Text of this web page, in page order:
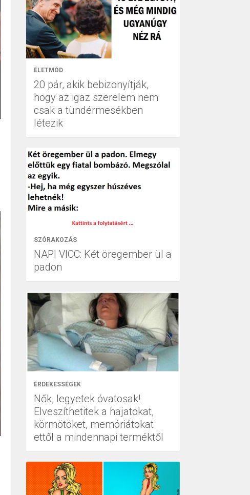
ÉLETMÓD
20 pár, akik bebizonyítják,
hogy az igaz szerelem nem
csak a tündérmesékben
létezik
SZÓRAKOZÁS
NAPI VICC: Két öregember ül a
padon
ÉRDEKESSÉGEK
Nők, legyetek óvatosak!
Elveszíthetitek a hajatokat,
körmötöket, memóriátokat
ettől a mindennapi terméktől